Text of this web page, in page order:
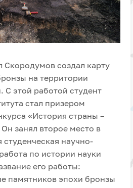
Скородумов создал карту
на территории
С этой работой студент
стал призером
«История страны –
занял второе место в
научно-
по истории науки
его работы:
памятников эпохи бронзы